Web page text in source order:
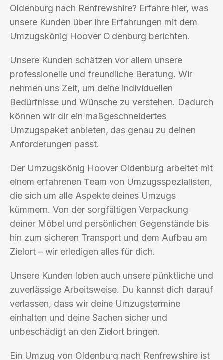
Oldenburg nach Renfrewshire? Erfahre hier, was
unsere Kunden über ihre Erfahrungen mit dem
Umzugskönig Hoover Oldenburg berichten.
Unsere Kunden schätzen vor allem unsere
professionelle und freundliche Beratung. Wir
nehmen uns Zeit, um deine individuellen
Bedürfnisse und Wünsche zu verstehen. Dadurch
können wir dir ein maßgeschneidertes
Umzugspaket anbieten, das genau zu deinen
Anforderungen passt.
Der Umzugskönig Hoover Oldenburg arbeitet mit
einem erfahrenen Team von Umzugsspezialisten,
die sich um alle Aspekte deines Umzugs
kümmern. Von der sorgfältigen Verpackung
deiner Möbel und persönlichen Gegenstände bis
hin zum sicheren Transport und dem Aufbau am
Zielort – wir erledigen alles für dich.
Unsere Kunden loben auch unsere pünktliche und
zuverlässige Arbeitsweise. Du kannst dich darauf
verlassen, dass wir deine Umzugstermine
einhalten und deine Sachen sicher und
unbeschädigt an den Zielort bringen.
Ein Umzug von Oldenburg nach Renfrewshire ist